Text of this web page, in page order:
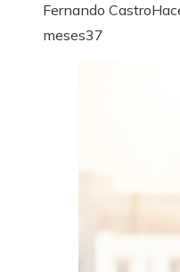
Fernando Castro
meses37